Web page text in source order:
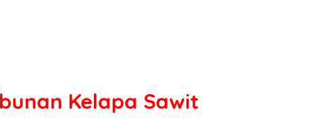
Kelapa Sawit